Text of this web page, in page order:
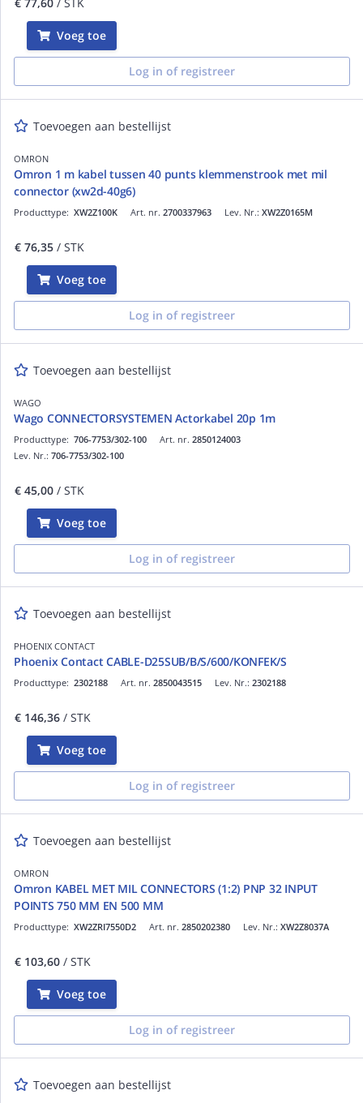
Voeg toe
Log in of registreer
Toevoegen aan bestellijst
OMRON
Omron 1 m kabel tussen 40 punts klemmenstrook met mil
connector (xw2d-40g6)
Art. nr. 2700337963
Producttype: XW2Z100K Lev. Nr.: XW2Z0165M
€ 76,35 / STK
Voeg toe
Log in of registreer
Toevoegen aan bestellijst
WAGO
Wago CONNECTORSYSTEMEN Actorkabel 20p 1m
Art. nr. 2850124003
Producttype: 706-7753/302-100
Lev. Nr.: 706-7753/302-100
€ 45,00 / STK
Voeg toe
Log in of registreer
Toevoegen aan bestellijst
PHOENIX CONTACT
Phoenix Contact CABLE-D25SUB/B/S/600/KONFEK/S
Art. nr. 2850043515
Producttype: 2302188 Lev. Nr.: 2302188
€ 146,36 / STK
Voeg toe
Log in of registreer
Toevoegen aan bestellijst
OMRON
Omron KABEL MET MIL CONNECTORS (1:2) PNP 32 INPUT
POINTS 750 MM EN 500 MM
Art. nr. 2850202380
Producttype: XW2ZRI7550D2 Lev. Nr.: XW2Z8037A
€ 103,60 / STK
Voeg toe
Log in of registreer
Toevoegen aan bestellijst